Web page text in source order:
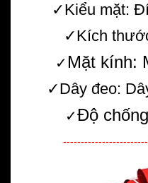
✓Kiểu mặt:
✓Kích
✓ Mặt kính:
✓Dây đeo:
✓Độ